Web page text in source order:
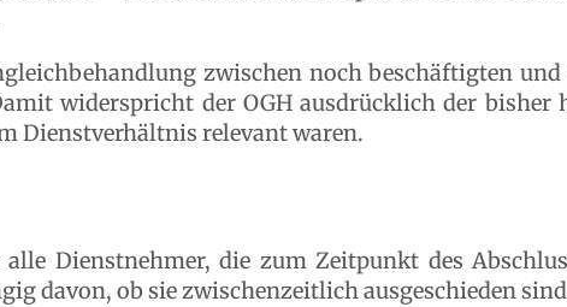
zwischen noch beschäftigten
widerspricht der OGH ausdrücklich der bisher
Dienstverhältnis relevant waren.
Dienstnehmer, die zum Zeitpunkt des
davon, ob sie zwischenzeitlich ausgeschieden